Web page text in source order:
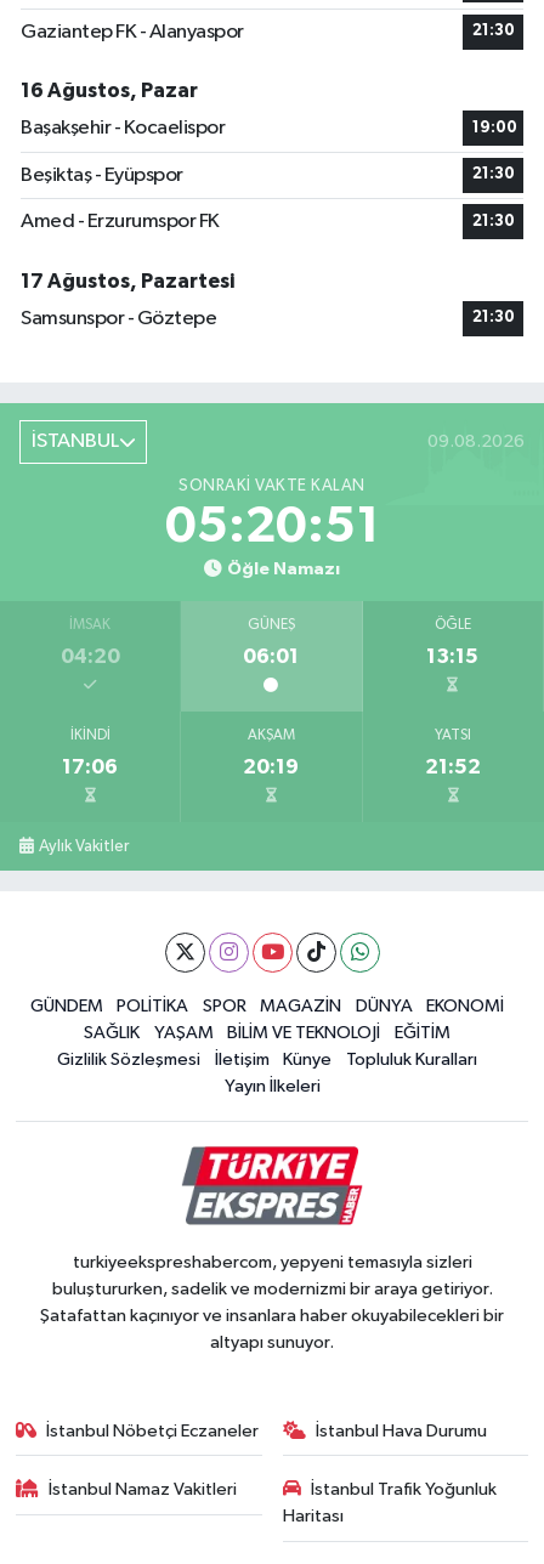
Gaziantep FK - Alanyaspor 21:30
16 Ağustos, Pazar
Başakşehir - Kocaelispor
19:00
Beşiktaş - Eyüpspor 21:30
Amed - Erzurumspor FK 21:30
17 Ağustos, Pazartesi
Samsunspor - Göztepe
21:30
İSTANBUL 09.08.2026
SONRAKI VAKTE KALAN
05:20:51
Öğle Namazı
İMSAK
04:20
GÜNEŞ
06:01
ÖĞLE
13:15
İKINDI
17:06
AKŞAM
20:19
YATSI
21:52
Aylık Vakitler
GÜNDEM POLİTİKA SPOR MAGAZİN DÜNYA
EKONOMİ
SAĞLIK
YAŞAM BİLİM VE TEKNOLOJİ
EĞİTİM
Gizlilik Sözleşmesi
İletişim Künye
Topluluk Kuralları
Yayın İlkeleri
turkiyeekspreshabercom, yepyeni temasıyla sizleri
buluştururken, sadelik ve modernizmi bir araya getiriyor.
Şatafattan kaçınıyor ve insanlara haber okuyabilecekleri bir
altyapı sunuyor.
İstanbul Nöbetçi Eczaneler İstanbul Hava Durumu
İstanbul Namaz Vakitleri
İstanbul Trafik Yoğunluk
Haritası